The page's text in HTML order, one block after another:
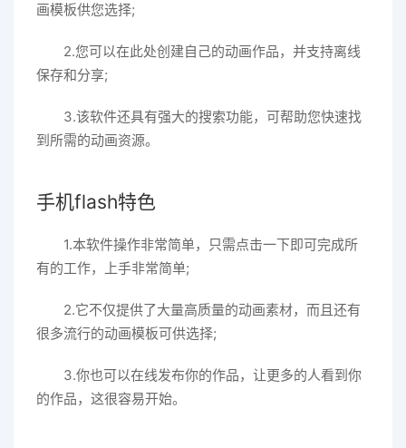
画模板供您选择;
2.您可以在此处创建自己的动画作品，并支持离线
保存和分享;
3.该软件还具有强大的搜索功能，可帮助您快速找
到所需的动画资源。
手机flash特色
1.本软件操作非常简单，只需点击一下即可完成所
有的工作，上手非常简单;
2.它不仅提供了大量高质量的动画素材，而且还有
很多流行的动画模板可供选择;
3.你也可以在线发布你的作品，让更多的人看到你
的作品，这很容易开始。